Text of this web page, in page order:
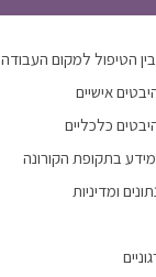
הטיפול למקום העבודה
אישיים
כלכליים
בתקופת הקורונה
ומדיניות